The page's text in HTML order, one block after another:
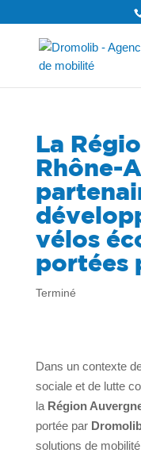
La
Rhône-
vélos
portées
Terminé
Dans un contexte
sociale et de lutte
la Région
portée par
solutions de